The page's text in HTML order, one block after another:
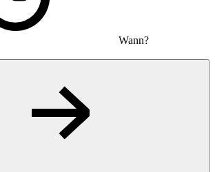
Wann?